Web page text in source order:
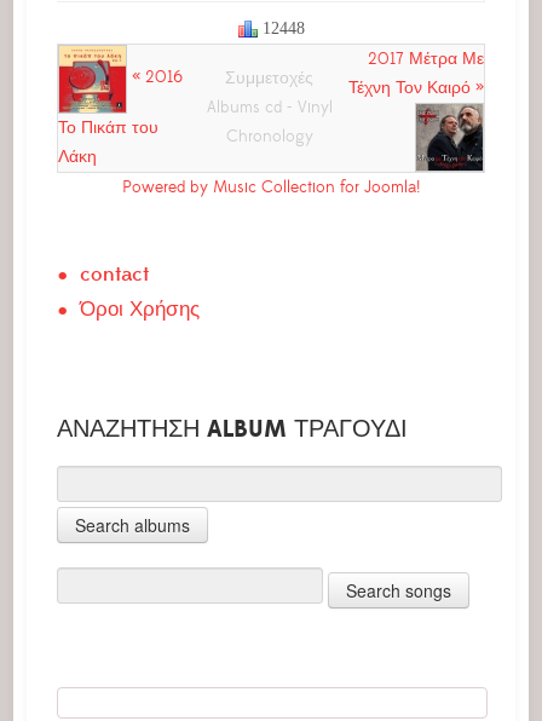
12448
« 2016
Το Πικάπ του
Λάκη
Συμμετοχές
Albums cd - Vinyl
Chronology
2017 Μέτρα Με
Τέχνη Τον Καιρό »
Powered by Music Collection for Joomla!
contact
Όροι Χρήσης
ΑΝΑΖΉΤΗΣΗ ALBUM ΤΡΑΓΟΎΔΙ